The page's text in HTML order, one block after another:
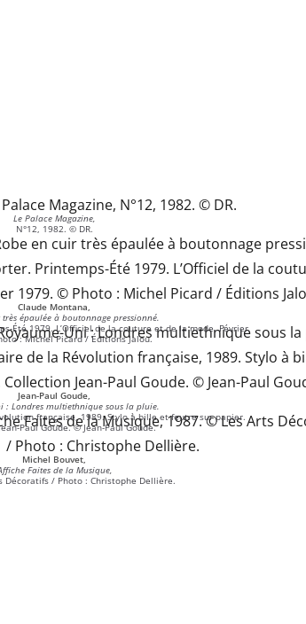
Le Palace Magazine,
N°12, 1982. © DR.
Claude Montana,
épaulée à boutonnage pressionné.
Été 1979. L’Officiel de la couture et de la mode. Février
: Michel Picard / Éditions Jalou.
Jean-Paul Goude,
: Londres multiethnique sous la pluie.
française, 1989. Stylo à bille et feutre sur papier.
Paul Goude. © Jean-Paul Goude.
Michel Bouvet,
Faites de la Musique,
Décoratifs / Photo : Christophe Dellière.